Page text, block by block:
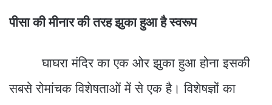
पीसा की मीनार की तरह झुका हुआ है स्वरूप
घाघरा मंदिर का एक ओर झुका हुआ होना इसकी
सबसे रोमांचक विशेषताओं में से एक है। विशेषज्ञों का